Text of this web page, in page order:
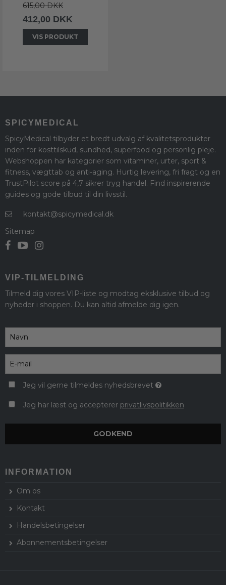
615,00 DKK
412,00 DKK
VIS PRODUKT
SPICYMEDICAL
SpicyMedical tilbyder et bredt udvalg af kvalitetsprodukter
inden for kosttilskud, sundhed, superfood og personlig pleje.
Webshoppen har kategorier som vitaminer, urter, sport &
fitness, vægttab og anti-aging. Hurtig levering, fri fragt og en
TrustPilot score på 4,7 sikrer tryg handel. Find inspirerende
guides og gode tilbud til din livsstil.
kontakt@spicymedical.dk
Sitemap
VIP-TILMELDING
Tilmeld dig vores VIP-liste og modtag eksklusive tilbud og
nyheder i shoppen. Du kan altid afmelde dig igen.
Jeg vil gerne tilmeldes nyhedsbrevet
Jeg har læst og accepterer privatlivspolitikken
GODKEND
INFORMATION
Om os
Kontakt
Handelsbetingelser
Abonnementsbetingelser